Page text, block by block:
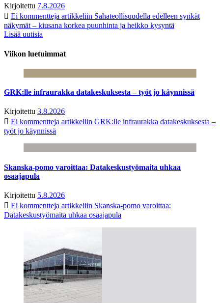
Kirjoitettu 7.8.2026
Ei kommentteja artikkeliin Sahateollisuudella edelleen synkät
näkymät – kiusana korkea puunhinta ja heikko kysyntä
Lisää uutisia
Viikon luetuimmat
GRK:lle infraurakka datakeskuksesta – työt jo käynnissä
Kirjoitettu 3.8.2026
Ei kommentteja artikkeliin GRK:lle infraurakka datakeskuksesta –
työt jo käynnissä
Skanska-pomo varoittaa: Datakeskustyömaita uhkaa
osaajapula
Kirjoitettu 5.8.2026
Ei kommentteja artikkeliin Skanska-pomo varoittaa:
Datakeskustyömaita uhkaa osaajapula